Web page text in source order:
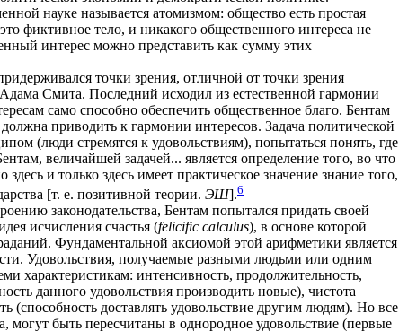
науке называется атомизмом: общество есть простая
фиктивное тело, и никакого общественного интереса не
интерес можно представить как сумму этих
точки зрения, отличной от точки зрения
Смита. Последний исходил из естественной гармонии
само способно обеспечить общественное благо. Бентам
приводить к гармонии интересов. Задача политической
(люди стремятся к удовольствиям), попытаться понять, где
величайшей задачей... является определение того, во что
и только здесь имеет практическое значение знание того,
[т. е. позитивной теории. ЭШ].6
законодательства, Бентам попытался придать своей
исчисления счастья (felicific calculus), в основе которой
Фундаментальной аксиомой этой арифметики является
Удовольствия, получаемые разными людьми или одним
характеристикам: интенсивность, продолжительность,
данного удовольствия производить новые), чистота
(способность доставлять удовольствие другим людям). Но все
быть пересчитаны в однородное удовольствие (первые